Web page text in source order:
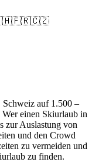
🇫🇷🇨🇿
auf 1.500 –
einen Skiurlaub in
zur Auslastung von
und den Crowd
zu vermeiden und
zu finden.